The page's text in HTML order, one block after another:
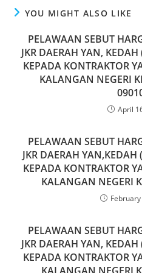
e
b
o
o
k
o
d
o
n
l e
YOU MIGHT ALSO LIKE
PELAWAAN SEBUT
JKR DAERAH YAN,
KEPADA KONTRAKTOR
KALANGAN NEGERI
April
PELAWAAN SEBUT
JKR DAERAH
KEPADA KONTRAKTOR
KALANGAN NEGERI
PELAWAAN SEBUT
JKR DAERAH YAN,
KEPADA KONTRAKTOR